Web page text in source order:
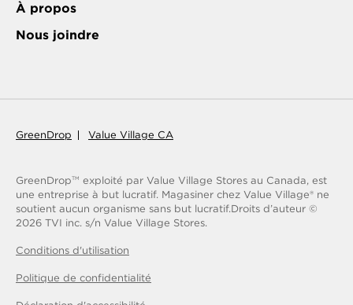
À propos
Nous joindre
GreenDrop Value Village CA
GreenDropTM
exploité par Value Village Stores au Canada, est
une entreprise à but lucratif. Magasiner chez Value Village® ne
soutient aucun organisme sans but lucratif.Droits d’auteur ©
2026 TVI inc. s/n Value Village Stores.
Conditions d'utilisation
Politique de confidentialité